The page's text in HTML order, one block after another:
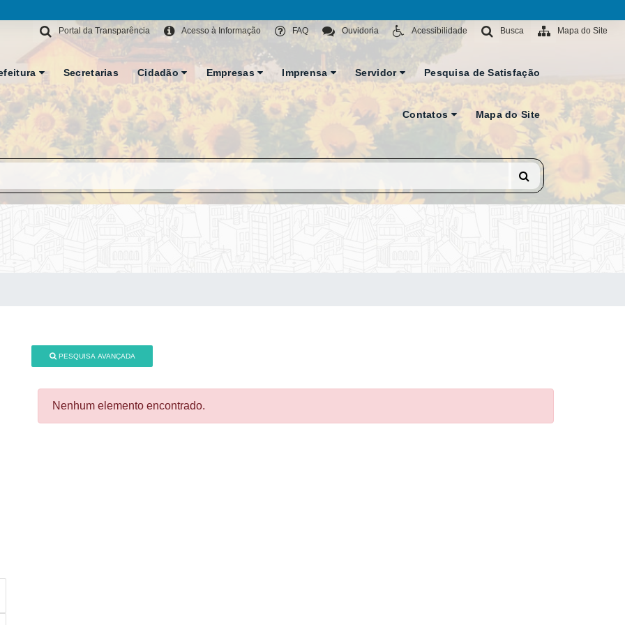
Mapa do Site
Busca
Acessibilidade
Ouvidoria
FAQ
Acesso à Informação
Portal da Transparência
Secretarias Cidadão Empresas Imprensa Servidor Pesquisa de Satisfação
Contatos Mapa do Site
PESQUISA AVANÇADA
Nenhum elemento encontrado.